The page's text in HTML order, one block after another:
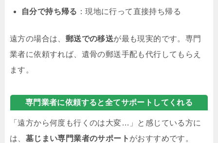
自分で持ち帰る ：現地に行って直接持ち帰る
遠方の場合は、 郵送での移送が最も現実的です。専門
業者に依頼すれば、遺骨の郵送手配も代行してもらえ
ます。
専門業者に依頼すると全てサポートしてくれる
「遠方から何度も行くのは大変…」と感じている方に
は、 墓じまい専門業者のサポート がおすすめです。